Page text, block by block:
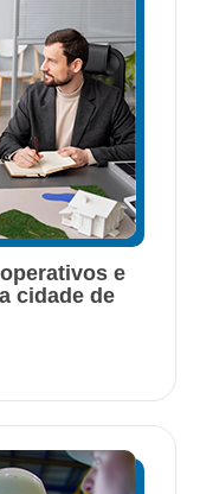
e
cidade de